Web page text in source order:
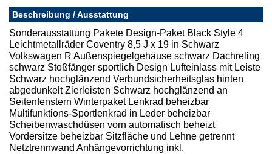
Beschreibung / Ausstattung
Sonderausstattung Pakete Design-Paket Black Style 4
Leichtmetallräder Coventry 8,5 J x 19 in Schwarz
Volkswagen R Außenspiegelgehäuse schwarz Dachreling
schwarz Stoßfänger sportlich Design Lufteinlass mit Leiste
Schwarz hochglänzend Verbundsicherheitsglas hinten
abgedunkelt Zierleisten Schwarz hochglänzend an
Seitenfenstern Winterpaket Lenkrad beheizbar
Multifunktions-Sportlenkrad in Leder beheizbar
Scheibenwaschdüsen vorn automatisch beheizt
Vordersitze beheizbar Sitzfläche und Lehne getrennt
Netztrennwand Anhängevorrichtung inkl.